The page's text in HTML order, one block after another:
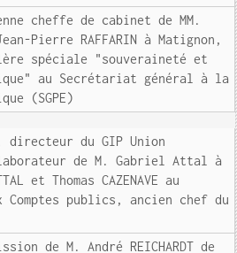
cheffe de cabinet de MM.
Pierre RAFFARIN à Matignon,
spéciale "souveraineté et
au Secrétariat général à la
(SGPE)
directeur du GIP Union
de M. Gabriel Attal à
et Thomas CAZENAVE au
Comptes publics, ancien chef du
de M. André REICHARDT de